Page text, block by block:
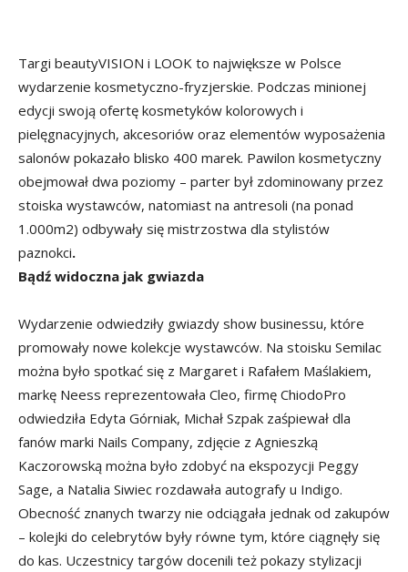
Targi beautyVISION i LOOK to największe w Polsce
wydarzenie kosmetyczno-fryzjerskie. Podczas minionej
edycji swoją ofertę kosmetyków kolorowych i
pielęgnacyjnych, akcesoriów oraz elementów wyposażenia
salonów pokazało blisko 400 marek. Pawilon kosmetyczny
obejmował dwa poziomy – parter był zdominowany przez
stoiska wystawców, natomiast na antresoli (na ponad
1.000m2) odbywały się mistrzostwa dla stylistów
paznokci.
Bądź widoczna jak gwiazda
Wydarzenie odwiedziły gwiazdy show businessu, które
promowały nowe kolekcje wystawców. Na stoisku Semilac
można było spotkać się z Margaret i Rafałem Maślakiem,
markę Neess reprezentowała Cleo, firmę ChiodoPro
odwiedziła Edyta Górniak, Michał Szpak zaśpiewał dla
fanów marki Nails Company, zdjęcie z Agnieszką
Kaczorowską można było zdobyć na ekspozycji Peggy
Sage, a Natalia Siwiec rozdawała autografy u Indigo.
Obecność znanych twarzy nie odciągała jednak od zakupów
– kolejki do celebrytów były równe tym, które ciągnęły się
do kas. Uczestnicy targów docenili też pokazy stylizacji